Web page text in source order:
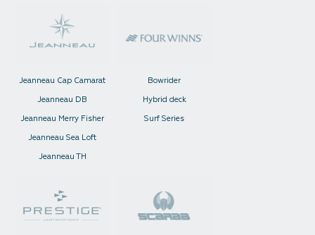
Jeanneau Cap Camarat
Jeanneau DB
Jeanneau Merry Fisher
Jeanneau Sea Loft
Jeanneau TH
Bowrider
Hybrid deck
Surf Series